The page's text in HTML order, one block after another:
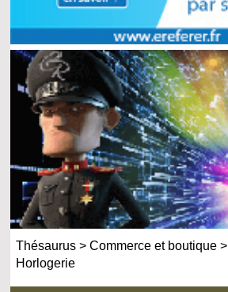
Thésaurus >Commerce et boutique>
Horlogerie